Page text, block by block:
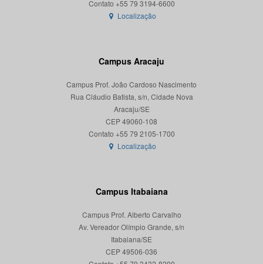
Localização
Campus Aracaju
Campus Prof. João Cardoso Nascimento
Rua Cláudio Batista, s/n, Cidade Nova
Aracaju/SE
CEP 49060-108
Localização
Campus Itabaiana
Campus Prof. Alberto Carvalho
Av. Vereador Olímpio Grande, s/n
Itabaiana/SE
CEP 49506-036